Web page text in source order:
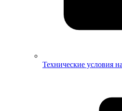
Технические условия